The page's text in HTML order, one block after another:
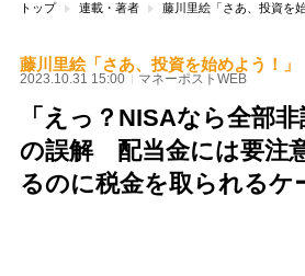
トップ 連載・著者 藤川里絵「さあ、投資を
藤川里絵「さあ、投資を始めよう！」
2023.10.31 15:00 マネーポストWEB
「えっ？NISAなら全部非
の誤解 配当金には要注
るのに税金を取られるケ